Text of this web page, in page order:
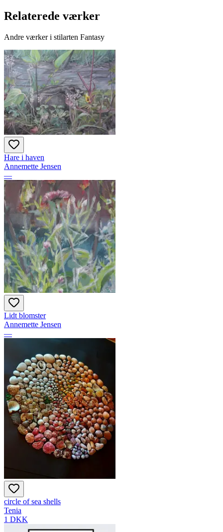
Relaterede værker
Andre værker i stilarten Fantasy
Hare i haven
Annemette Jensen
—
Lidt blomster
Annemette Jensen
—
circle of sea shells
Tenia
1 DKK